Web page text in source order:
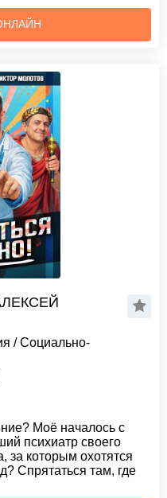
/Социально-
Моё началось с
психиатр своего
за которым охотятся
Спрятаться там, где